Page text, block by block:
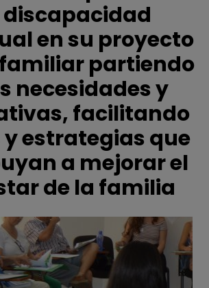
discapacidad
en su proyecto
partiendo
necesidades y
facilitando
estrategias que
a mejorar el
de la familia